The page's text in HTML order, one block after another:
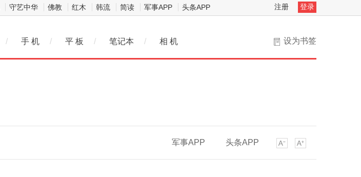
守艺中华 佛教 红木 韩流 简读 军事APP 头条APP 注册 登录
设为书签
/ 手 机 / 平 板 / 笔记本 / 相 机
军事APP 头条APP